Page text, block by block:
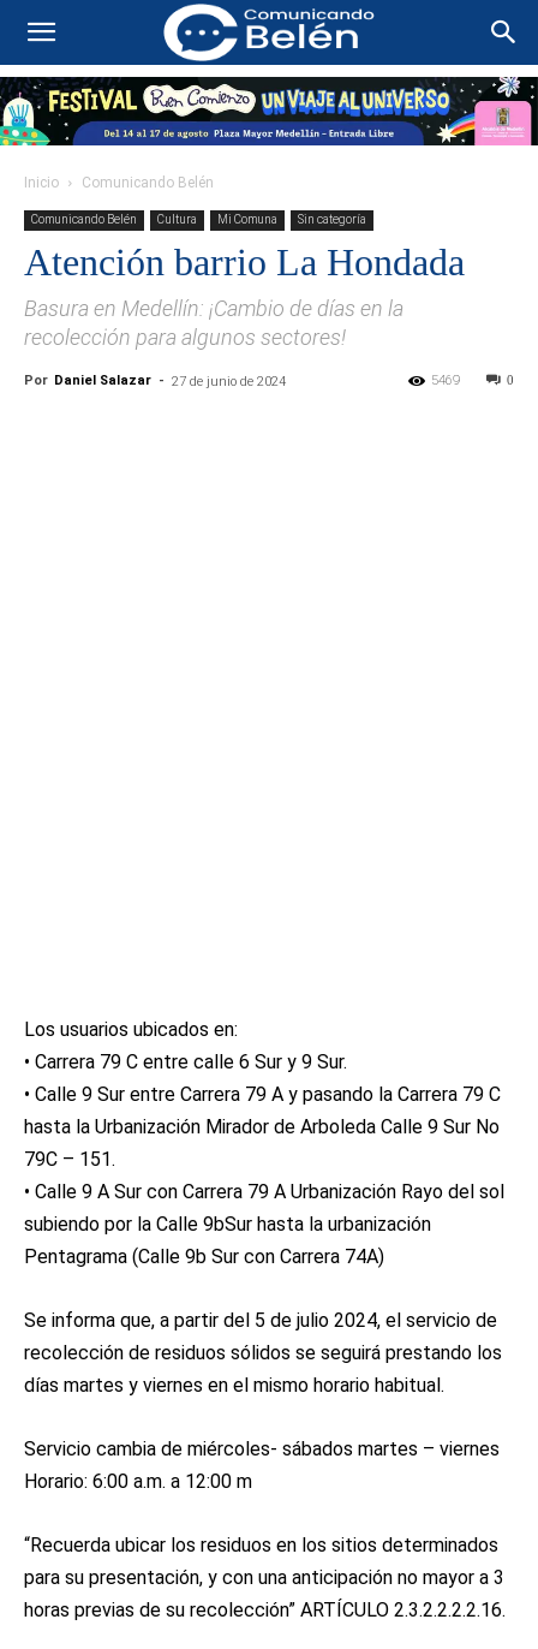
Inicio Comunicando Belén
Comunicando Belén Cultura Mi Comuna Sin categoría
Atención barrio La Hondada
Basura en Medellín: ¡Cambio de días en la
recolección para algunos sectores!
Por Daniel Salazar - 27 de junio de 2024 0
5469
Los usuarios ubicados en:
•⁠ ⁠Carrera 79 C entre calle 6 Sur y 9 Sur.
•⁠ ⁠Calle 9 Sur entre Carrera 79 A y pasando la Carrera 79 C
hasta la Urbanización Mirador de Arboleda Calle 9 Sur No
79C – 151.
•⁠ ⁠Calle 9 A Sur con Carrera 79 A Urbanización Rayo del sol
subiendo por la Calle 9bSur hasta la urbanización
Pentagrama (Calle 9b Sur con Carrera 74A)
Se informa que, a partir del 5 de julio 2024, el servicio de
recolección de residuos sólidos se seguirá prestando los
días martes y viernes en el mismo horario habitual.
Servicio cambia de miércoles- sábados martes – viernes
Horario: 6:00 a.m. a 12:00 m
“Recuerda ubicar los residuos en los sitios determinados
para su presentación, y con una anticipación no mayor a 3
horas previas de su recolección” ARTÍCULO 2.3.2.2.2.2.16.